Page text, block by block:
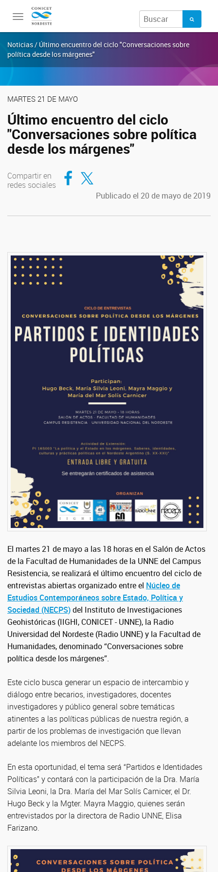
Toggle
navigation
Noticias / Último encuentro del ciclo "Conversaciones sobre
política desde los márgenes"
MARTES 21 DE MAYO
Último encuentro del ciclo
"Conversaciones sobre política
desde los márgenes"
Compartir en
redes sociales
Compartir en Facebook
Compartir en Twitter
Publicado el 20 de mayo de 2019
El martes 21 de mayo a las 18 horas en el Salón de Actos
de la Facultad de Humanidades de la UNNE del Campus
Resistencia, se realizará el último encuentro del ciclo de
entrevistas abiertas organizado entre el Núcleo de
Estudios Contemporáneos sobre Estado, Política y
Sociedad (NECPS)del Instituto de Investigaciones
Geohistóricas (IIGHI, CONICET - UNNE), la Radio
Universidad del Nordeste (Radio UNNE) y la Facultad de
Humanidades, denominado “Conversaciones sobre
política desde los márgenes”.
Este ciclo busca generar un espacio de intercambio y
diálogo entre becarios, investigadores, docentes
investigadores y público general sobre temáticas
atinentes a las políticas públicas de nuestra región, a
partir de los problemas de investigación que llevan
adelante los miembros del NECPS.
En esta oportunidad, el tema será “Partidos e Identidades
Políticas” y contará con la participación de la Dra. María
Silvia Leoni, la Dra. María del Mar Solís Carnicer, el Dr.
Hugo Beck y la Mgter. Mayra Maggio, quienes serán
entrevistados por la directora de Radio UNNE, Elisa
Farizano.